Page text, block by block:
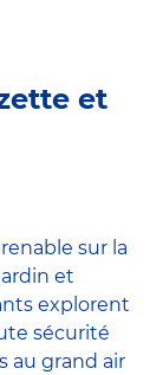
et
sur la
et
explorent
sécurité
au grand air